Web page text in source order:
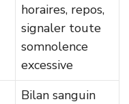
horaires, repos,
signaler toute
somnolence
excessive
Bilan sanguin